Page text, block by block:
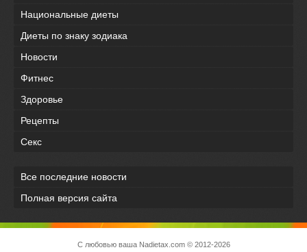
Национальные диеты
Диеты по знаку зодиака
Новости
Фитнес
Здоровье
Рецепты
Секс
Все последние новости
Полная версия сайта
С любовью ваша Nadietax.com© 2012-2026